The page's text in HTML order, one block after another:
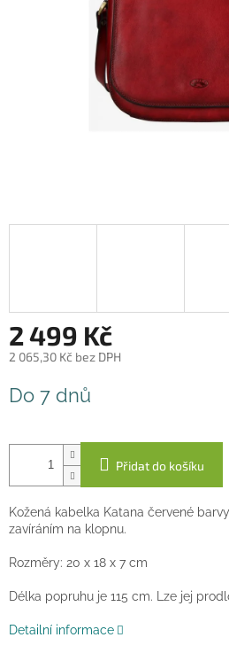
2 499 Kč
2 065,30 Kč bez DPH
cena:
Do 7 dnů
Přidat do košíku
Kožená kabelka Katana červené
zavíráním na klopnu.
Rozměry: 20 x 18 x 7 cm
Délka popruhu je 115 cm. Lze jej
Detailní informace